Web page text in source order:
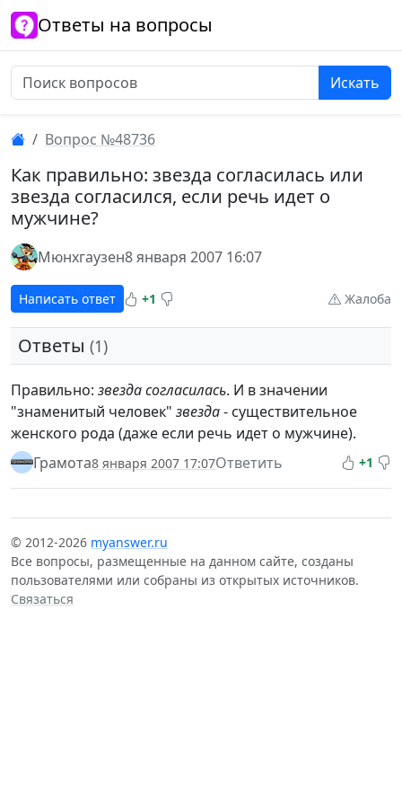
Ответы на вопросы
Искать
Вопрос №48736
Как правильно: звезда согласилась или
звезда согласился, если речь идет о
мужчине?
Мюнхгаузен8 января 2007 16:07
Написать ответ +1 Жалоба
Ответы (1)
Правильно: звезда согласилась. И в значении
"знаменитый человек" звезда- существительное
женского рода (даже если речь идет о мужчине).
Грамота8 января 2007 17:07Ответить +1
© 2012-2026 myanswer.ru
Все вопросы, размещенные на данном сайте, созданы
пользователями или собраны из открытых источников.
Связаться